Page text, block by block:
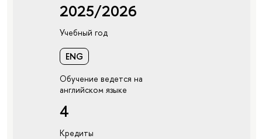
2025/2026
Учебный год
ENG
Обучение ведется на
английском языке
4
Кредиты